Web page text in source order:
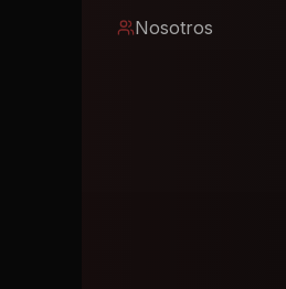
Nosotros